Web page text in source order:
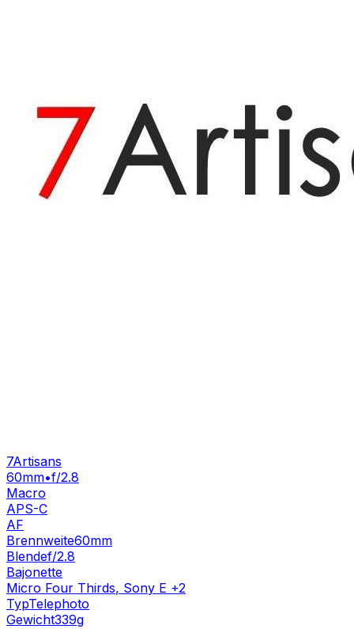
7Artisans
60mm•f/2.8
Macro
APS-C
AF
Brennweite60mm
Blendef/2.8
Bajonette
Micro Four Thirds, Sony E +2
TypTelephoto
Gewicht339g